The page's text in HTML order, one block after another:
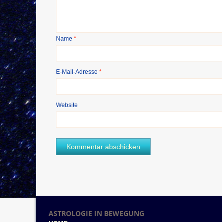
Name *
E-Mail-Adresse *
Website
ASTROLOGIE IN BEWEGUNG